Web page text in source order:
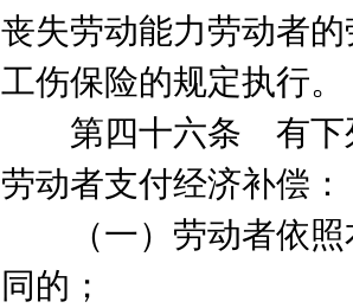
丧失劳动能力劳动者
工伤保险的规定执行。
第四十六条 有下列
劳动者支付经济补偿：
（一）劳动者依照
同的；